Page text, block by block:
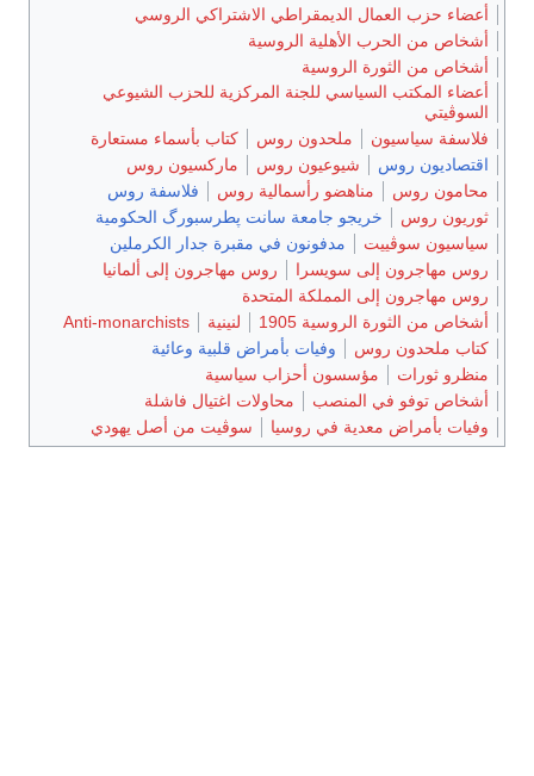
أعضاء حزب العمال الديمقراطي الاشتراكي الروسي
أشخاص من الحرب الأهلية الروسية
أشخاص من الثورة الروسية
أعضاء المكتب السياسي للجنة المركزية للحزب الشيوعي
السوڤيتي
فلاسفة سياسيون
ملحدون روس
كتاب بأسماء مستعارة
اقتصاديون روس
شيوعيون روس
ماركسيون روس
محامون روس
مناهضو رأسمالية روس
فلاسفة روس
ثوريون روس
خريجو جامعة سانت پطرسبورگ الحكومية
سياسيون سوڤييت
مدفونون في مقبرة جدار الكرملين
روس مهاجرون إلى سويسرا
روس مهاجرون إلى ألمانيا
روس مهاجرون إلى المملكة المتحدة
أشخاص من الثورة الروسية 1905
لنينية
Anti-monarchists
كتاب ملحدون روس
وفيات بأمراض قلبية وعائية
منظرو ثورات
مؤسسون أحزاب سياسية
أشخاص توفو في المنصب
محاولات اغتيال فاشلة
وفيات بأمراض معدية في روسيا
سوڤيت من أصل يهودي